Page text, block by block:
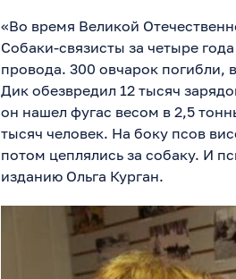
«Во время Великой
Собаки-связисты за четыре
провода. 300 овчарок погибли,
Дик обезвредил 12 тысяч
он нашел фугас весом в 2,5
тысяч человек. На боку псов
потом цеплялись за собаку. И
изданию Ольга Курган.